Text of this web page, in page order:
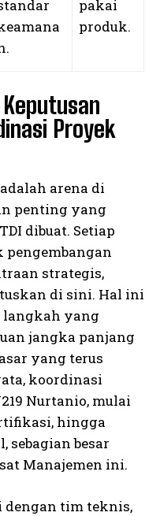
pakai
produk.
Proyek
arena di
penting yang
dibuat. Setiap
strategis,
di sini. Hal ini
langkah yang
jangka panjang
yang terus
koordinasi
Nurtanio, mulai
hingga
sebagian besar
Manajemen ini.
dengan tim teknis,